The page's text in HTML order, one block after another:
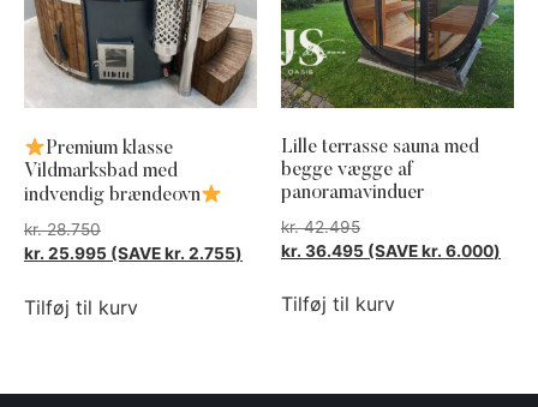
Premium klasse
Vildmarksbad med
indvendig brændeovn
kr.28.750
kr. 25.995 (SAVEkr. 2.755)
Tilføj til kurv
Lille terrasse sauna med
begge vægge af
panoramavinduer
kr.42.495
kr. 36.495 (SAVEkr. 6.000)
Tilføj til kurv